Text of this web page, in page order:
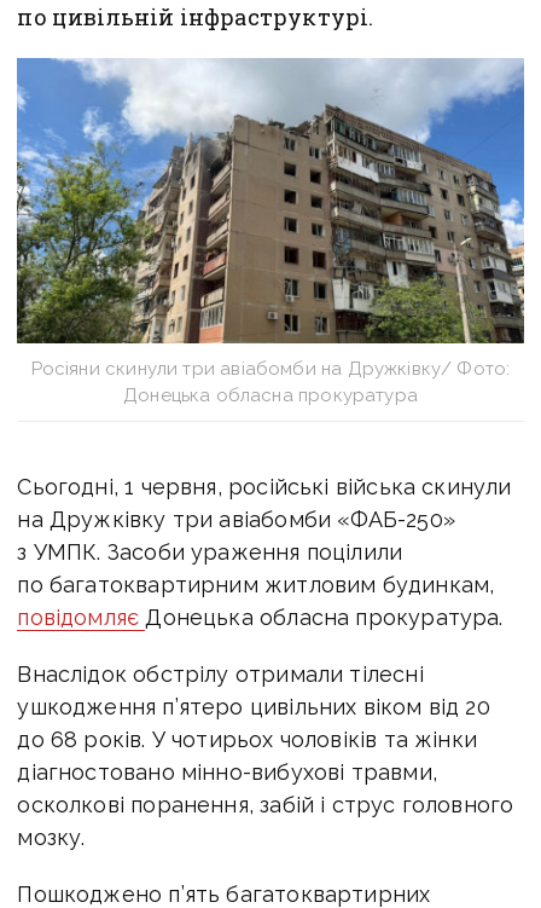
по цивільній інфраструктурі.
Росіяни скинули три авіабомби на Дружківку/ Фото:
Донецька обласна прокуратура
Сьогодні, 1 червня, російські війська скинули
на Дружківку три авіабомби «ФАБ-250»
з УМПК. Засоби ураження поцілили
по багатоквартирним житловим будинкам,
повідомляє Донецька обласна прокуратура.
Внаслідок обстрілу отримали тілесні
ушкодження п’ятеро цивільних віком від 20
до 68 років. У чотирьох чоловіків та жінки
діагностовано мінно-вибухові травми,
осколкові поранення, забій і струс головного
мозку.
Пошкоджено п’ять багатоквартирних